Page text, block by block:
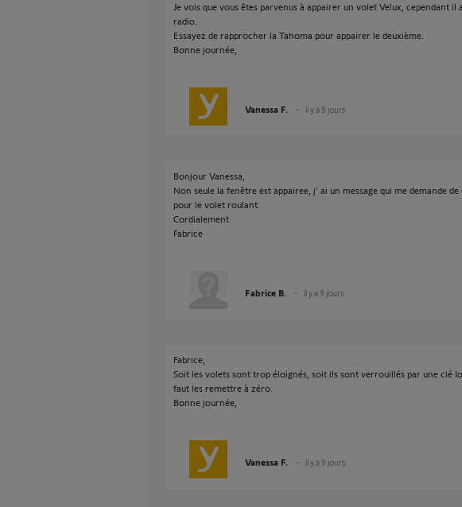
Je vois que vous êtes parvenus à appairer un volet Velux, cependant il
radio.
Essayez de rapprocher la Tahoma pour appairer le deuxième.
Bonne journée,
Vanessa F. il y a 9 jours
Bonjour Vanessa,
Non seule la fenêtre est appairee, j' ai un message qui me demande
pour le volet roulant.
Cordialement
Fabrice
Fabrice B. il y a 9 jours
Fabrice,
Soit les volets sont trop éloignés, soit ils sont verrouillés par une clé
faut les remettre à zéro.
Bonne journée,
Vanessa F. il y a 9 jours